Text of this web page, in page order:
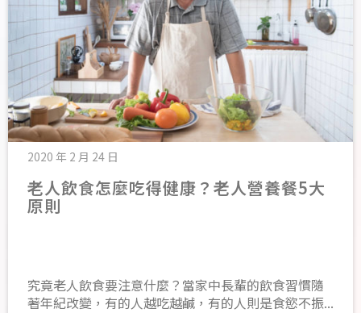
2020 年 2 月 24 日
老人飲食怎麼吃得健康？老人營養餐5大
原則
究竟老人飲食要注意什麼？當家中長輩的飲食習慣隨
著年紀改變，有的人越吃越鹹，有的人則是食慾不振...